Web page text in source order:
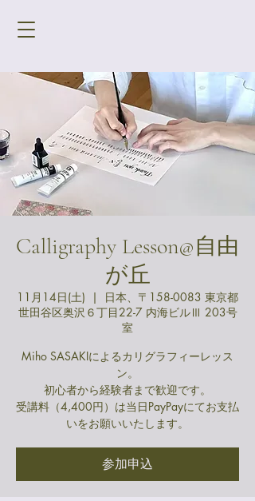
Calligraphy Lesson@自由
が丘
11月14日(土)
  |
日本、〒158-0083 東京都
世田谷区奥沢６丁目22-7 内海ビルⅢ 203号
室
Miho SASAKIによるカリグラフィーレッス
ン。
初心者から経験者まで歓迎です。
受講料（4,400円）は当日PayPayにてお支払
いをお願いいたします。
参加申込